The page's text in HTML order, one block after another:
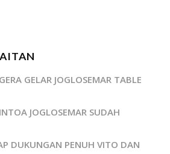
GELAR JOGLOSEMAR TABLE
JOGLOSEMAR SUDAH
DUKUNGAN PENUH VITO DAN